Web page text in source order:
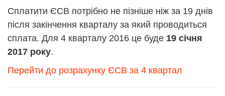
Сплатити ЄСВ потрібно не пізніше ніж за 19 днів
після закінчення кварталу за який проводиться
сплата. Для 4 кварталу 2016 це буде 19 січня
2017 року.
Перейти до розрахунку ЄСВ за 4 квартал